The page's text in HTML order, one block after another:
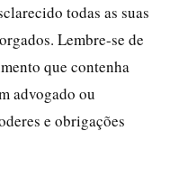
todas as suas
Lembre-se de
que contenha
advogado ou
e obrigações